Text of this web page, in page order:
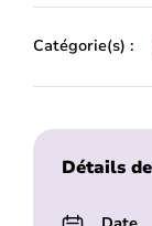
Catégorie(s) :
Détails